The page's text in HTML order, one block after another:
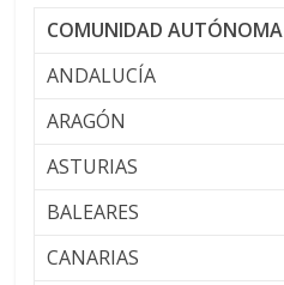
COMUNIDAD AUTÓNOMA
ANDALUCÍA
ARAGÓN
ASTURIAS
BALEARES
CANARIAS